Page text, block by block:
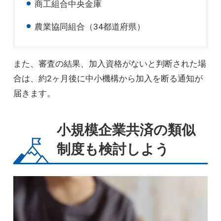
商工組合中央金庫
農業協同組合（34都道府県）
また、審査の結果、加入資格がないと判断された場
合は、約2ヶ月後に中小機構から加入を断る通知が
届きます。
小規模企業共済の類似
制度も検討しよう